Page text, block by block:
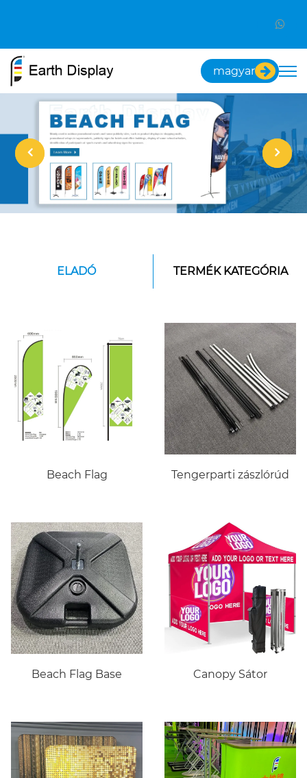
magyar
ELADÓ TERMÉK KATEGÓRIA
Beach Flag Tengerparti zászlórúd
Beach Flag Base Canopy Sátor